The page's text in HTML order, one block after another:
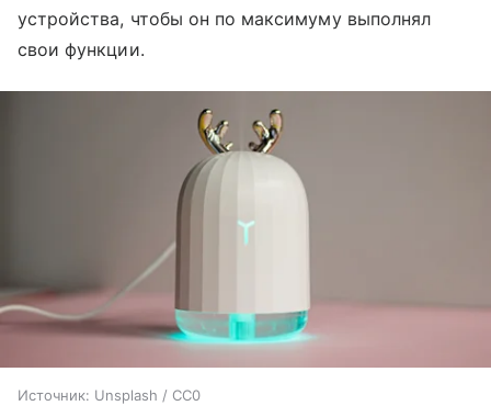
устройства, чтобы он по максимуму выполнял
свои функции.
Источник: Unsplash / CC0